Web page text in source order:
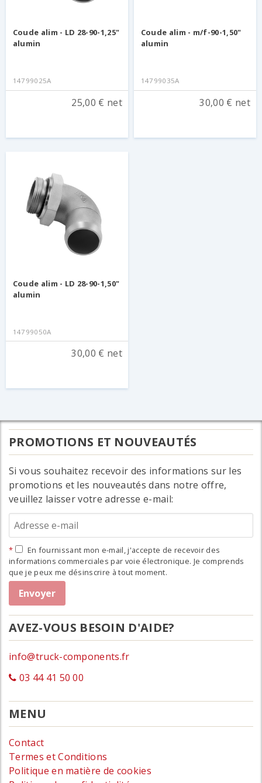
Coude alim - LD 28-90-1,25"
alumin
14799025A
25,00 € net
Coude alim - m/f-90-1,50"
alumin
14799035A
30,00 € net
Coude alim - LD 28-90-1,50"
alumin
14799050A
30,00 € net
PROMOTIONS ET NOUVEAUTÉS
Si vous souhaitez recevoir des informations sur les
promotions et les nouveautés dans notre offre,
veuillez laisser votre adresse e-mail:
En fournissant mon e-mail, j'accepte de recevoir des
informations commerciales par voie électronique. Je comprends
que je peux me désinscrire à tout moment.
AVEZ-VOUS BESOIN D'AIDE?
info@truck-components.fr
03 44 41 50 00
MENU
Contact
Termes et Conditions
Politique en matière de cookies